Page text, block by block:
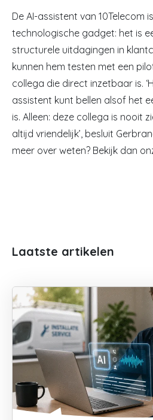
De AI-assistent van 10Telecom
technologische gadget: het is
structurele uitdagingen in
kunnen hem testen met een
collega die direct inzetbaar is.
assistent kunt bellen alsof het
is. Alleen: deze collega is nooit
altijd vriendelijk’, besluit
meer over weten? Bekijk dan
Laatste artikelen